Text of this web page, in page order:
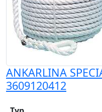
ANKARLINA
3609120412